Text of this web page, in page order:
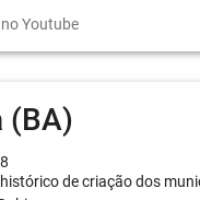
Youtube
(BA)
de criação dos